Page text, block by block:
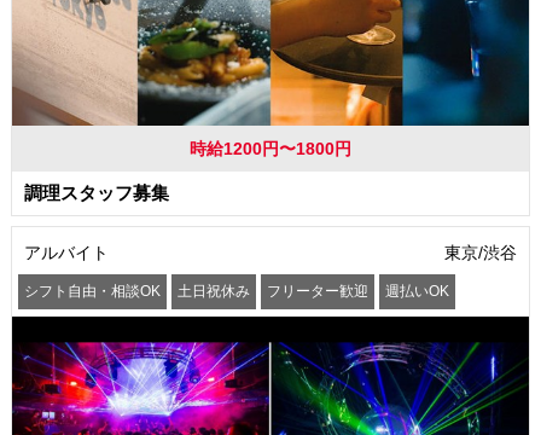
時給1200円〜1800円
調理スタッフ募集
アルバイト 東京/渋谷
シフト自由・相談OK 土日祝休み フリーター歓迎 週払いOK